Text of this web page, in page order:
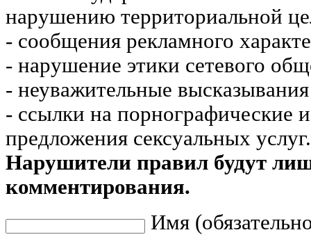
нарушению территориальной
- сообщения рекламного
- нарушение этики сетевого
- неуважительные
- ссылки на порнографические
предложения сексуальных услуг.
Нарушители правил будут
комментирования.
Имя